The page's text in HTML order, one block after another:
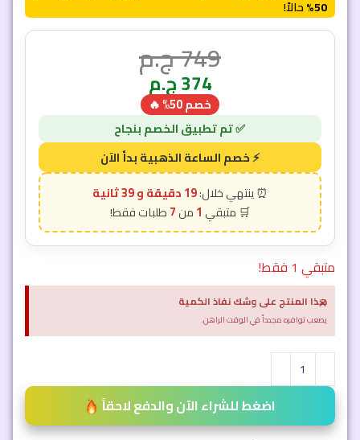
50% حالاً!
749ج.م
374ج.م
خصم 50% 🔥
19 دقيقة و 36 ثانية
1
7
متبقي 1 فقط!
هذا المنتج على وشك نفاذ الكمية
يصعب توافره مجدداً في الوقت الراهن.
×
اضغط للشراء الآن والدفع لاحقاً